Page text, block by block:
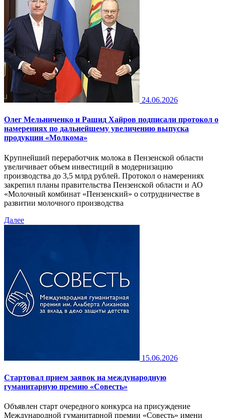
24.06.2026
Олег Мельниченко и Рашид Хайров подписали протокол о
намерениях по дальнейшему увеличению выпуска
продукции «Молкома»
Крупнейший переработчик молока в Пензенской области
увеличивает объем инвестиций в модернизацию
производства до 3,5 млрд рублей. Протокол о намерениях
закрепил планы правительства Пензенской области и АО
«Молочный комбинат «Пензенский» о сотрудничестве в
развитии молочного производства
Далее
15.06.2026
Стартовал прием заявок на международную
гуманитарную премию «Совесть»
Объявлен старт очередного конкурса на присуждение
Международной гуманитарной премии «Совесть» имени